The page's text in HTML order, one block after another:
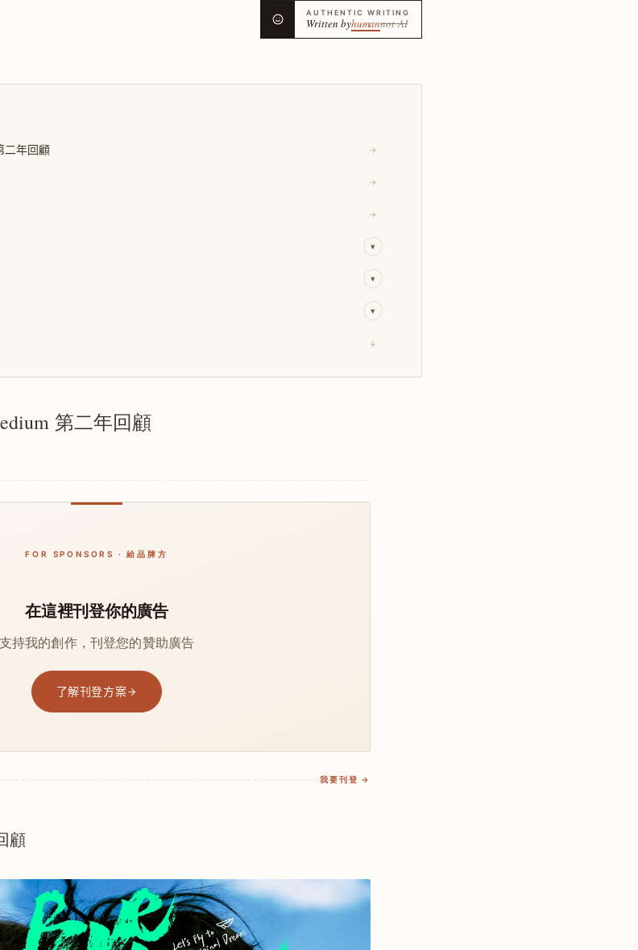
AUTHENTIC WRITING
Written byhumannot AI
年回顧 →
→
→
▾
▾
▾
↓
第二年回顧
FOR SPONSORS · 給品牌方
在這裡刊登你的廣告
支持我的創作，刊登您的贊助廣告
了解刊登方案
我要刊登 →
顧